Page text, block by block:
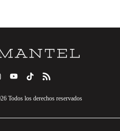
Todos los derechos reservados